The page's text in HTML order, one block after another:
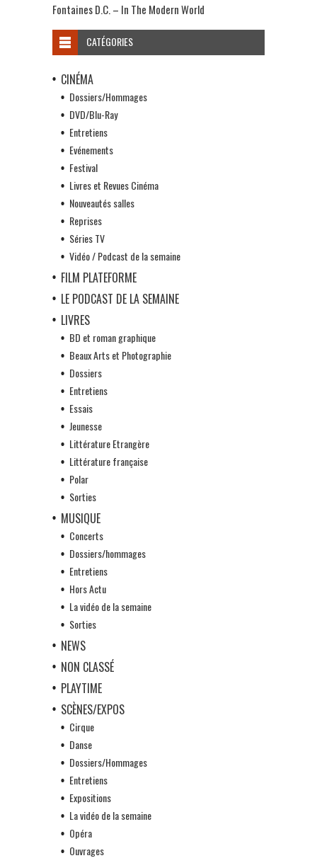
Fontaines D.C. – In The Modern World
CATÉGORIES
CINÉMA
Dossiers/Hommages
DVD/Blu-Ray
Entretiens
Evénements
Festival
Livres et Revues Cinéma
Nouveautés salles
Reprises
Séries TV
Vidéo / Podcast de la semaine
FILM PLATEFORME
LE PODCAST DE LA SEMAINE
LIVRES
BD et roman graphique
Beaux Arts et Photographie
Dossiers
Entretiens
Essais
Jeunesse
Littérature Etrangère
Littérature française
Polar
Sorties
MUSIQUE
Concerts
Dossiers/hommages
Entretiens
Hors Actu
La vidéo de la semaine
Sorties
NEWS
NON CLASSÉ
PLAYTIME
SCÈNES/EXPOS
Cirque
Danse
Dossiers/Hommages
Entretiens
Expositions
La vidéo de la semaine
Opéra
Ouvrages